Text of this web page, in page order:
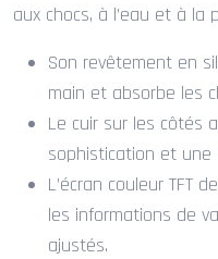
aux chocs, à l’eau et à la
Son revêtement en
main et absorbe les
Le cuir sur les côtés
sophistication et une
L’écran couleur TFT
les informations de
ajustés.